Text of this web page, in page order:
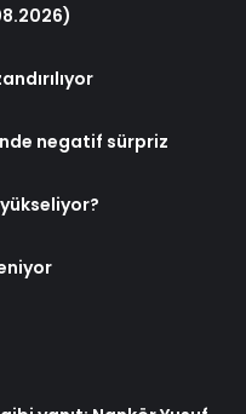
negatif sürpriz